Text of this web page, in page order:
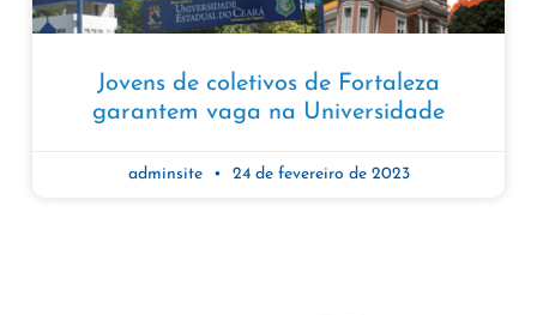
Jovens de coletivos de Fortaleza
garantem vaga na Universidade
adminsite 24 de fevereiro de 2023